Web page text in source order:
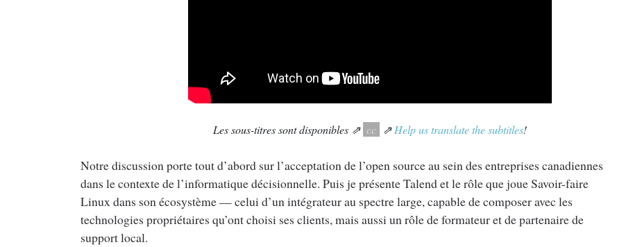
Les sous-titres sont disponibles ⇗ cc ⇗Help us translate the subtitles!
Notre discussion porte tout d’abord sur l’acceptation de l’open source au sein des entreprises canadiennes
dans le contexte de l’informatique décisionnelle. Puis je présente Talend et le rôle que joue Savoir-faire
Linux dans son écosystème — celui d’un intégrateur au spectre large, capable de composer avec les
technologies propriétaires qu’ont choisi ses clients, mais aussi un rôle de formateur et de partenaire de
support local.